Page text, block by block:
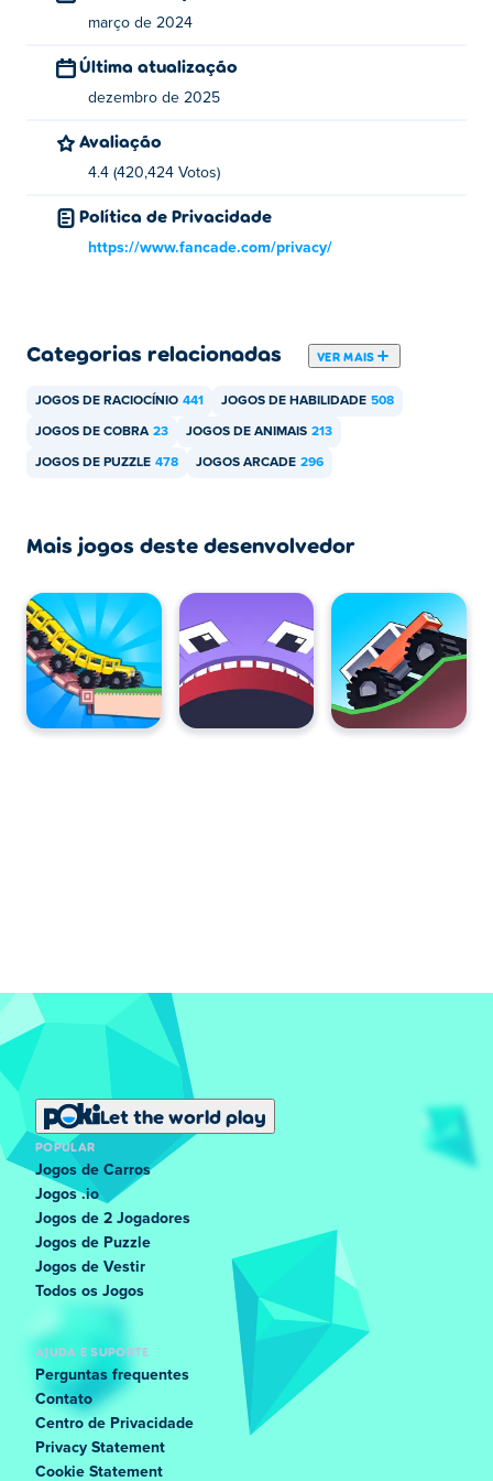
março de 2024
Última atualização
dezembro de 2025
Avaliação
4.4 (420,424 Votos)
Política de Privacidade
https://www.fancade.com/privacy/
Categorias relacionadas VER MAIS
JOGOS DE RACIOCÍNIO 441 JOGOS DE HABILIDADE 508
JOGOS DE COBRA 23 JOGOS DE ANIMAIS 213
JOGOS DE PUZZLE 478 JOGOS ARCADE 296
Mais jogos deste desenvolvedor
Let the world play
POPULAR
Jogos de Carros
Jogos .io
Jogos de 2 Jogadores
Jogos de Puzzle
Jogos de Vestir
Todos os Jogos
AJUDA E SUPORTE
Perguntas frequentes
Contato
Centro de Privacidade
Privacy Statement
Cookie Statement